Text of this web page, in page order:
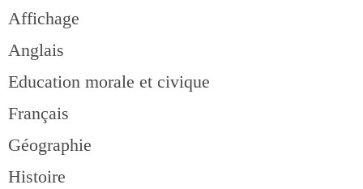
Affichage
Anglais
Education morale et civique
Français
Géographie
Histoire